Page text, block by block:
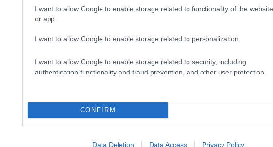
I want to allow Google to enable storage related to functionality of the website
or app.
I want to allow Google to enable storage related to personalization.
I want to allow Google to enable storage related to security, including
authentication functionality and fraud prevention, and other user protection.
CONFIRM
Data Deletion Data Access Privacy Policy
Mostantól viszont már magasan ő számít a
istállónál sincs a jelenlegi csapatfőnök a posztján 2023-nál
előtt áll Horner utódja a főmérnök szerint, muszáj
az agyelszívást
váratlanul érte, Wolff is így van ezzel.